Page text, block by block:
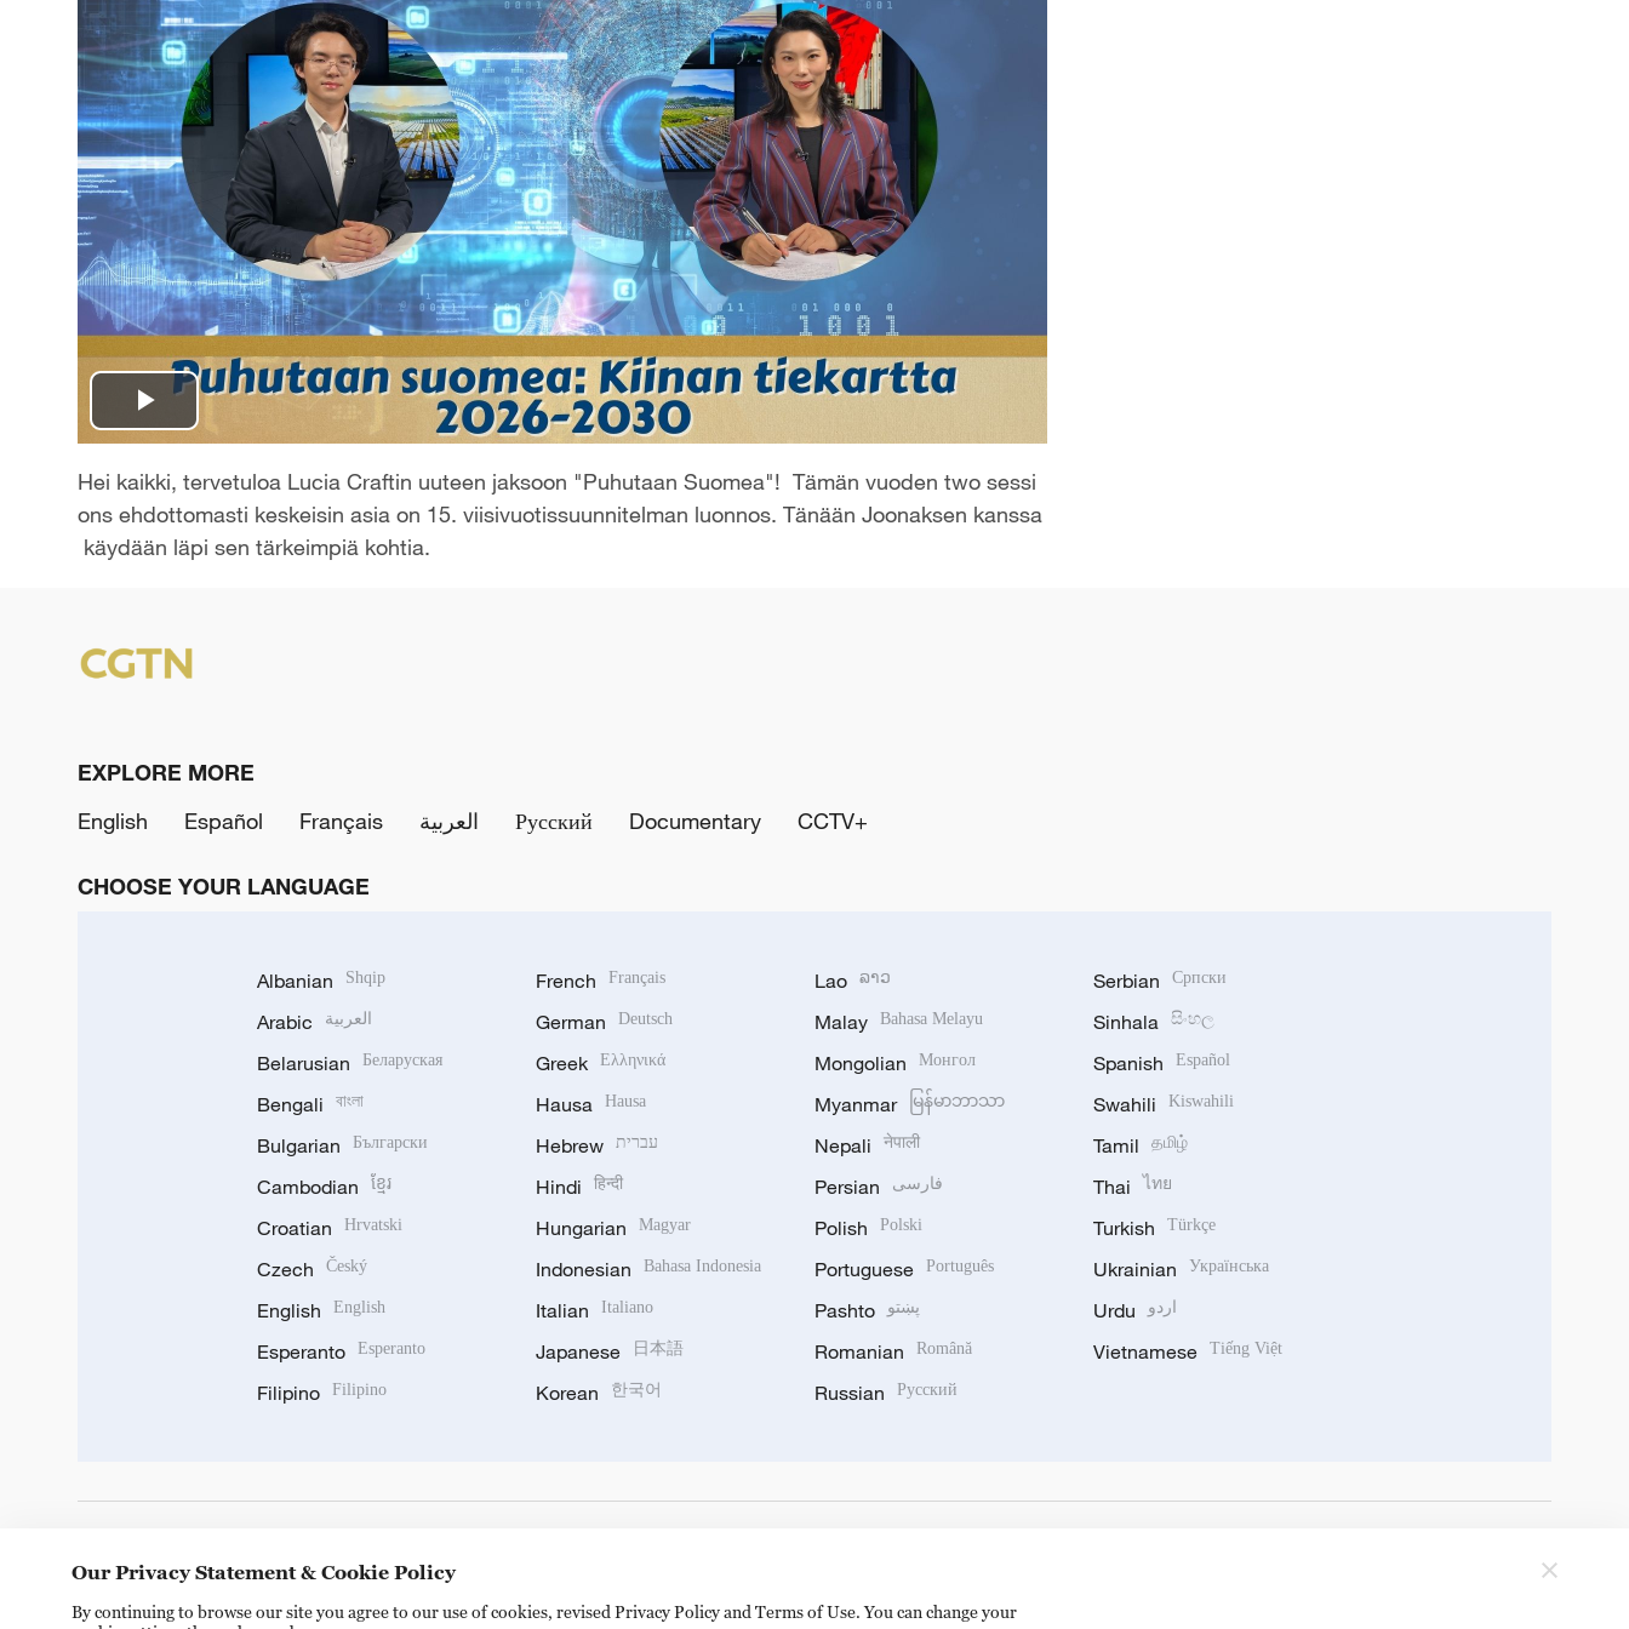
P
l
a
V
d
e
Hei kaikki, tervetuloa Lucia Craftin uuteen jaksoon "Puhutaan Suomea"! Tämän vuoden two sessi
ons ehdottomasti keskeisin asia on 15. viisivuotissuunnitelman luonnos. Tänään Joonaksen kanssa
käydään läpi sen tärkeimpiä kohtia.
EXPLORE MORE
English
Español Français العربية Русский Documentary CCTV+
CHOOSE YOUR LANGUAGE
Albanian Shqip
Arabic العربية
Belarusian Беларуская
Bengali বাংলা
Bulgarian Български
Cambodian ខ្មែរ
Croatian Hrvatski
Czech Český
English English
Esperanto Esperanto
Filipino Filipino
French Français
German Deutsch
Greek Ελληνικά
Hausa Hausa
Hebrew עברית
Hindi हिन्दी
Hungarian Magyar
Indonesian Bahasa Indonesia
Italian Italiano
Japanese 日本語
Korean 한국어
Lao ລາວ
Malay Bahasa Melayu
Mongolian Монгол
Myanmar မြန်မာဘာသာ
Nepali नेपाली
Persian فارسی
Polish Polski
Portuguese Português
Pashto پښتو
Romanian Română
Russian Русский
Serbian Српски
Sinhala සිංහල
Spanish Español
Swahili Kiswahili
Tamil தமிழ்
Thai ไทย
Turkish Türkçe
Ukrainian Українська
Urdu اردو
Vietnamese Tiếng Việt
Our Privacy Statement & Cookie Policy
By continuing to browse our site you agree to our use of cookies, revised Privacy Policy and Terms of Use. You can change your